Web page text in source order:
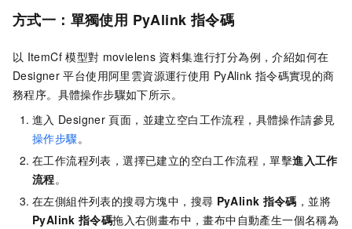
方式一：單獨使用 PyAlink 指令碼
以 ItemCf 模型對 movielens 資料集進行打分為例，介紹如何在
Designer 平台使用阿里雲資源運行使用 PyAlink 指令碼實現的商
務程序。具體操作步驟如下所示。
進入 Designer 頁面，並建立空白工作流程，具體操作請參見
操作步驟 。
在工作流程列表，選擇已建立的空白工作流程，單擊進入工作
流程。
在左側組件列表的搜尋方塊中，搜尋 PyAlink 指令碼 ，並將
PyAlink 指令碼拖入右側畫布中，畫布中自動產生一個名稱為